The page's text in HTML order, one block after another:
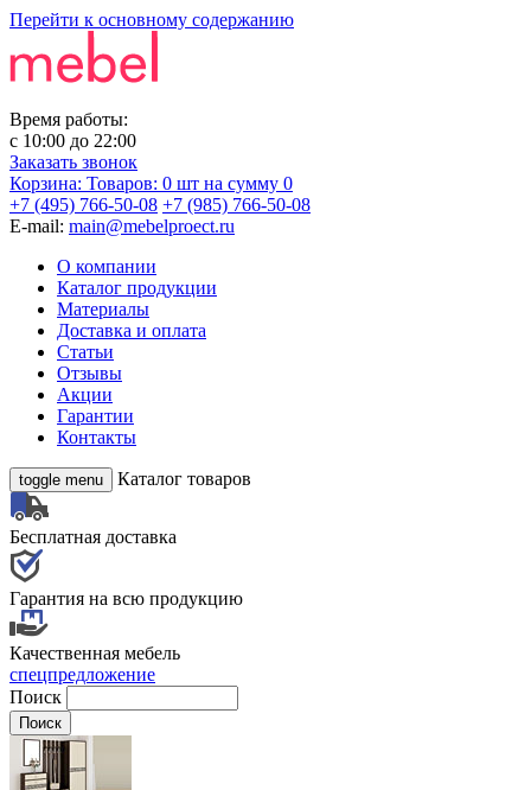
Перейти к основному содержанию
Время работы:
с 10:00 до 22:00
Заказать звонок
Корзина: Товаров: 0 шт на сумму 0
+7 (495) 766-50-08 +7 (985) 766-50-08
E-mail: main@mebelproect.ru
О компании
Каталог продукции
Материалы
Доставка и оплата
Статьи
Отзывы
Акции
Гарантии
Контакты
toggle menu Каталог товаров
Бесплатная доставка
Гарантия на всю продукцию
Качественная мебель
спецпредложение
Поиск